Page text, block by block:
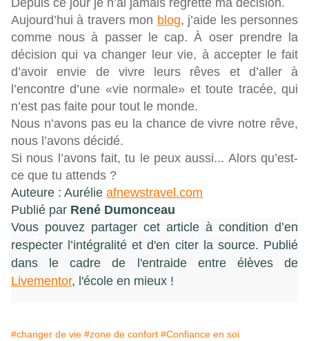
Depuis ce jour je n’ai jamais regretté ma décision.
Aujourd’hui à travers mon blog, j’aide les personnes
comme nous à passer le cap. À oser prendre la
décision qui va changer leur vie, à accepter le fait
d’avoir envie de vivre leurs rêves et d’aller à
l’encontre d’une «vie normale» et toute tracée, qui
n’est pas faite pour tout le monde.
Nous n’avons pas eu la chance de vivre notre rêve,
nous l’avons décidé.
Si nous l’avons fait, tu le peux aussi... Alors qu’est-
ce que tu attends ?
Auteure : Aurélie afnewstravel.com
Publié par René Dumonceau
Vous pouvez partager cet article à condition d’en
respecter l’intégralité et d'en citer la source. Publié
dans le cadre de l'entraide entre élèves de
Livementor, l'école en mieux !
#changer de vie #zone de confort #Confiance en soi